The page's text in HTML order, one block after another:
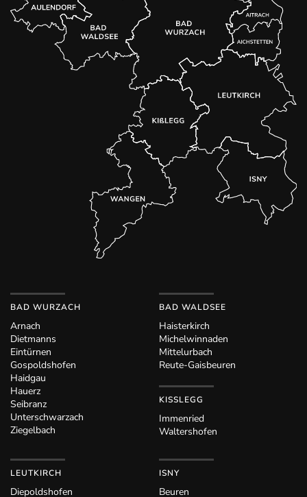
BAD WURZACH
Arnach
Dietmanns
Eintürnen
Gospoldshofen
Haidgau
Hauerz
Seibranz
Unterschwarzach
Ziegelbach
BAD WALDSEE
Haisterkirch
Michelwinnaden
Mittelurbach
Reute-Gaisbeuren
KISSLEGG
Immenried
Waltershofen
LEUTKIRCH
Diepoldshofen
ISNY
Beuren